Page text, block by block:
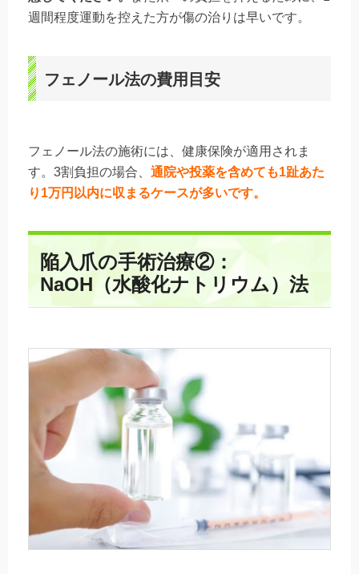
週間程度運動を控えた方が傷の治りは早いです。
フェノール法の費用目安
フェノール法の施術には、健康保険が適用されま
す。3割負担の場合、 通院や投薬を含めても1趾あた
り1万円以内に収まるケースが多いです。
陥入爪の手術治療②：
NaOH（水酸化ナトリウム）法